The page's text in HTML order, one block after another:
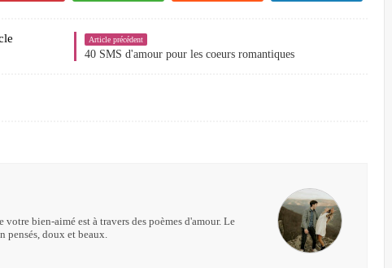
Article précédent
40 SMS d'amour pour les coeurs romantiques
bien-aimé est à travers des poèmes d'amour. Le
pensés, doux et beaux.